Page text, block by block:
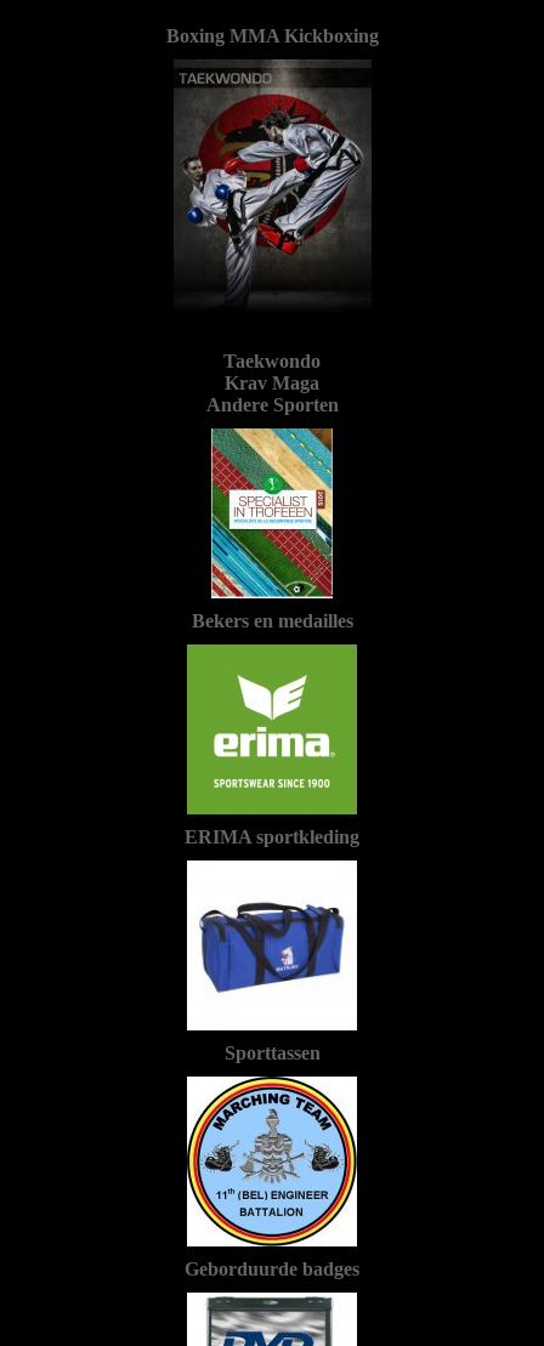
Boxing MMA Kickboxing
Taekwondo
Krav Maga
Andere Sporten
Bekers en medailles
ERIMA sportkleding
Sporttassen
Geborduurde badges